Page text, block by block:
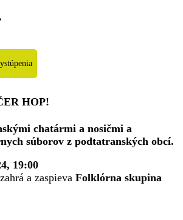
HOP!
chatármi a nosičmi a
súborov z podtatranských obcí.
19:00
a zaspieva Folklórna skupina